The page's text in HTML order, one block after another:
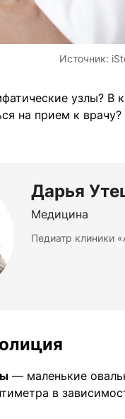
Источник:
узлы? В
на прием к врачу?
Дарья
Медицина
Педиатр клиники
— маленькие
в